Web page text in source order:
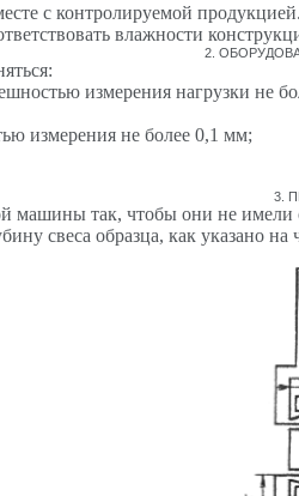
с контролируемой продукцией.
влажности
2.
измерения нагрузки не
измерения не более 0,1 мм;
3.
машины так, чтобы они не имели
свеса образца, как указано на